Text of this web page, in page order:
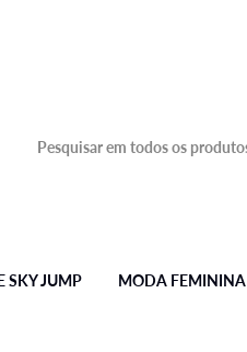
SKY JUMP MODA FEMININA